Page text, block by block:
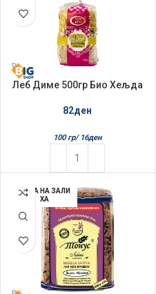
Леб Диме 500гр Био Хељда
82ден
100 гр/ 16ден
НЕМА НА ЗАЛИ
ХА